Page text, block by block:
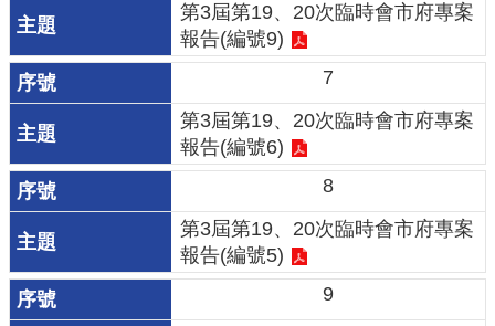
所
屬
機
關
電
動
車
巨
第3屆第19、20次臨時會市府專案
報告(編號9)
7
第3屆第19、20次臨時會市府專案
報告(編號6)
8
第3屆第19、20次臨時會市府專案
報告(編號5)
9